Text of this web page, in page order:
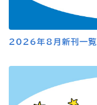
2026年8月新刊一覧